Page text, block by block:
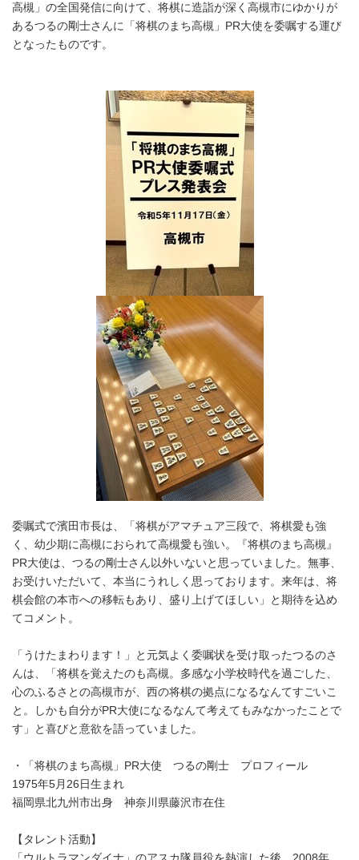
高槻」の全国発信に向けて、将棋に造詣が深く高槻市にゆかりが
あるつるの剛士さんに「将棋のまち高槻」PR大使を委嘱する運び
となったものです。
委嘱式で濱田市長は、「将棋がアマチュア三段で、将棋愛も強
く、幼少期に高槻におられて高槻愛も強い。『将棋のまち高槻』
PR大使は、つるの剛士さん以外いないと思っていました。無事、
お受けいただいて、本当にうれしく思っております。来年は、将
棋会館の本市への移転もあり、盛り上げてほしい」と期待を込め
てコメント。
「うけたまわります！」と元気よく委嘱状を受け取ったつるのさ
んは、「将棋を覚えたのも高槻。多感な小学校時代を過ごした、
心のふるさとの高槻市が、西の将棋の拠点になるなんてすごいこ
と。しかも自分がPR大使になるなんて考えてもみなかったことで
す」と喜びと意欲を語っていました。
・「将棋のまち高槻」PR大使 つるの剛士 プロフィール
1975年5月26日生まれ
福岡県北九州市出身 神奈川県藤沢市在住
【タレント活動】